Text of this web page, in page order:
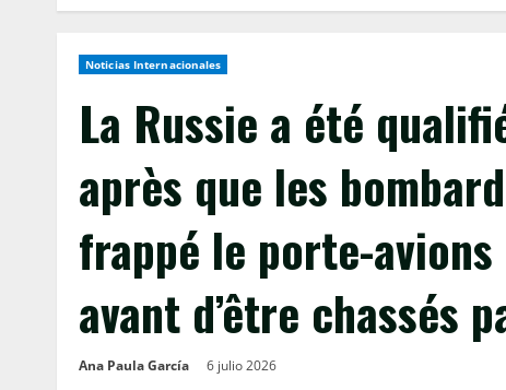
Noticias Internacionales
La Russie a été
après que les
frappé le porte-avions
avant d’être chassés
Ana Paula García 6 julio 2026